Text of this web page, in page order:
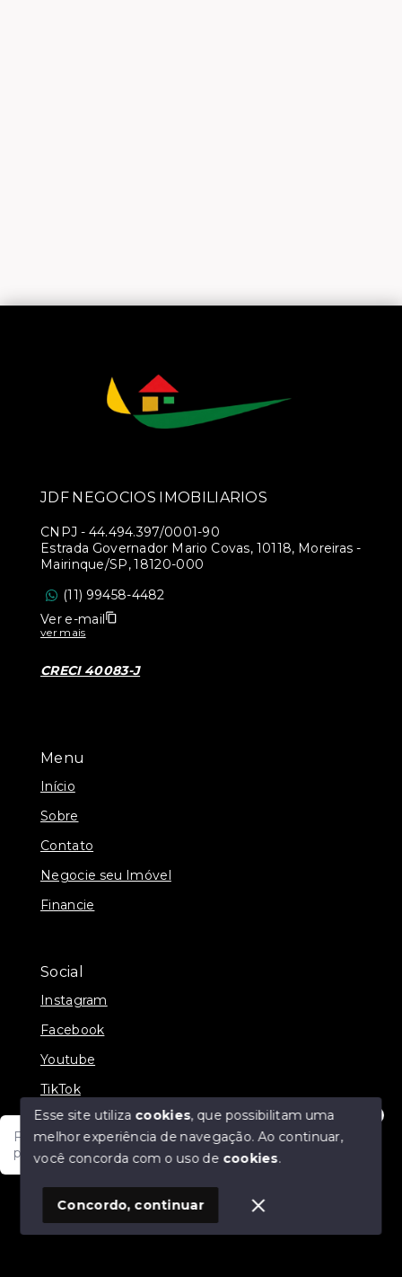
Fale com um de nossos consultores! Estamos
prontos para atende-lo e orienta-lo!
Menu
Início
Sobre
Contato
Negocie seu Imóvel
Financie
Social
Instagram
Facebook
Youtube
TikTok
© Copyright 2026 - JDF NEGOCIOS IMOBILIARIOS -
SITE PARA IMOBILIARIA
JDF NEGOCIOS IMOBILIARIOS
CNPJ - 44.494.397/0001-90
Estrada Governador Mario Covas, 10118, Moreiras -
Mairinque/SP, 18120-000
(11) 99458-4482
Ver e-mail
ver mais
CRECI 40083-J
Esse site utiliza cookies, que possibilitam uma
melhor experiência de navegação.Ao continuar,
você concorda com o uso de cookies.
Concordo, continuar